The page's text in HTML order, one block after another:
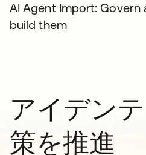
AI Agent Import:
build them
アイデン
策を推進